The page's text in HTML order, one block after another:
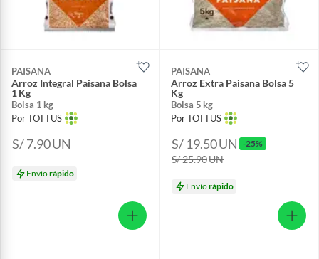
PAISANA
Arroz Integral Paisana Bolsa
1 Kg
Bolsa 1 kg
Por TOTTUS
S/ 7.90UN
Envíorápido
PAISANA
Arroz Extra Paisana Bolsa 5
Kg
Bolsa 5 kg
Por TOTTUS
S/ 19.50UN -25%
S/ 25.90UN
Envíorápido